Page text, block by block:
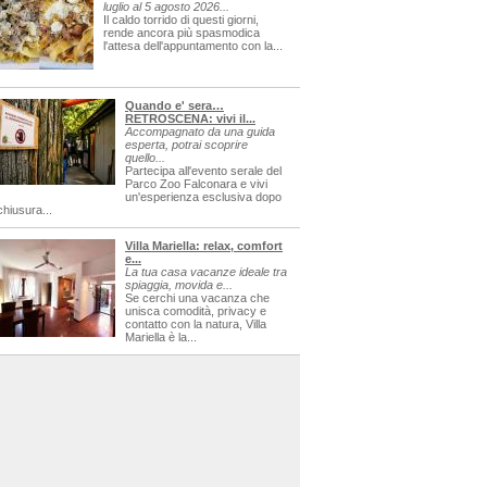
luglio al 5 agosto 2026...
Il caldo torrido di questi giorni,
rende ancora più spasmodica
l'attesa dell'appuntamento con la...
Quando e' sera…
RETROSCENA: vivi il...
Accompagnato da una guida
esperta, potrai scoprire
quello...
Partecipa all'evento serale del
Parco Zoo Falconara e vivi
un'esperienza esclusiva dopo
Villa Mariella: relax, comfort
e...
La tua casa vacanze ideale tra
spiaggia, movida e...
Se cerchi una vacanza che
unisca comodità, privacy e
contatto con la natura, Villa
Mariella è la...